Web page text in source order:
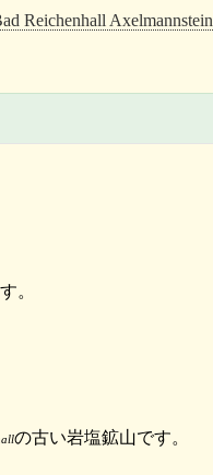
Reichenhall Axelmannstein
。
の古い岩塩鉱山です。